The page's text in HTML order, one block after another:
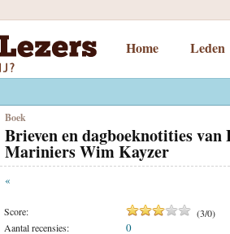
Home Leden
Boek
Brieven en dagboeknotities
Mariniers Wim Kayzer
«
Score: (3/0)
Aantal recensies:
0